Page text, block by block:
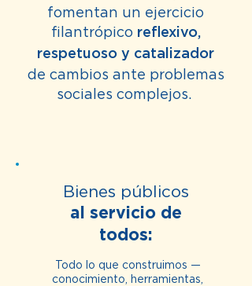
fomentan un ejercicio
filantrópico reflexivo,
respetuoso y catalizador
de cambios ante problemas
sociales complejos.
Bienes públicos
al servicio de
todos:
Todo lo que construimos —
conocimiento, herramientas,